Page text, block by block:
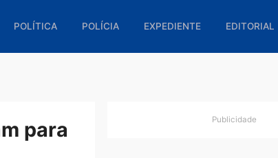
POLÍTICA POLÍCIA EXPEDIENTE
para